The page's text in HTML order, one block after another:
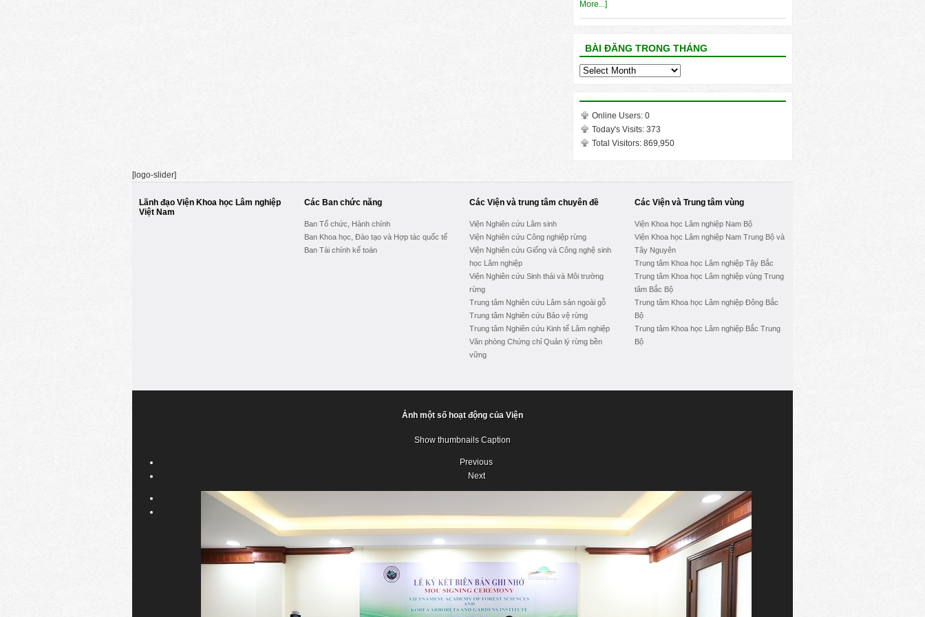
More...]
BÀI ĐĂNG TRONG THÁNG
Bài
thángOnline Users: 0
Today's Visits: 373
Total Visitors: 869,950
[logo-slider]
Lãnh đạo Viện Khoa học Lâm nghiệp
Việt Nam
Các Ban chức năng
Ban Tổ chức, Hành chính
Ban Khoa học, Đào tạo và Hợp tác quốc tế
Ban Tài chính kế toán
Các Viện và trung tâm chuyên đề
Viện Nghiên cứu Lâm sinh
Viện Nghiên cứu Công nghiệp rừng
Viện Nghiên cứu Giống và Công nghệ sinh
học Lâm nghiệp
Viện Nghiên cứu Sinh thái và Môi trường
rừng
Trung tâm Nghiên cứu Lâm sản ngoài gỗ
Trung tâm Nghiên cứu Bảo vệ rừng
Trung tâm Nghiên cứu Kinh tế Lâm nghiệp
Văn phòng Chứng chỉ Quản lý rừng bền
vững
Các Viện và Trung tâm vùng
Viện Khoa học Lâm nghiệp Nam Bộ
Viện Khoa học Lâm nghiệp Nam Trung Bộ và
Tây Nguyên
Trung tâm Khoa học Lâm nghiệp Tây Bắc
Trung tâm Khoa học Lâm nghiệp vùng Trung
tâm Bắc Bộ
Trung tâm Khoa học Lâm nghiệp Đông Bắc
Bộ
Trung tâm Khoa học Lâm nghiệp Bắc Trung
Bộ
Ảnh một số hoạt động của Viện
Show thumbnails Caption
Previous
Next